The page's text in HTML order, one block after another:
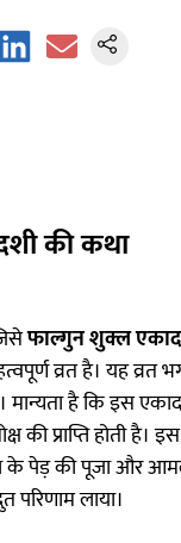
की कथा
फाल्गुन शुक्ल
व्रत है। यह
मान्यता है कि इस
की प्राप्ति होती
पेड़ की पूजा और
परिणाम लाया।